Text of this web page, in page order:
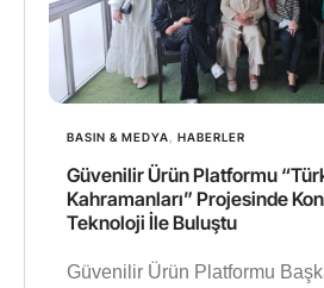
BASIN & MEDYA HABERLER
Güvenilir Ürün Platformu
Kahramanları” Projesinde
Teknoloji İle Buluştu
Güvenilir Ürün Platformu